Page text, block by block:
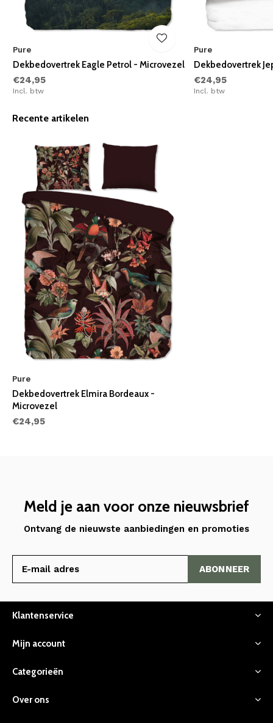
Pure
Dekbedovertrek Eagle Petrol - Microvezel
€24,95
Incl. btw
Pure
Dekbedovertrek
€24,95
Incl. btw
Recente artikelen
Pure
Dekbedovertrek Elmira Bordeaux -
Microvezel
€24,95
Meld je aan voor onze nieuwsbrief
Ontvang de nieuwste aanbiedingen en promoties
ABONNEER
Klantenservice
Mijn account
Categorieën
Over ons